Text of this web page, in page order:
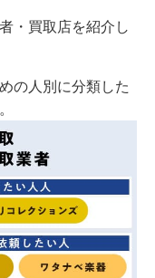
方法が良い？
トオークション
者の店舗を一覧表
・買取店を紹介し
の人別に分類した